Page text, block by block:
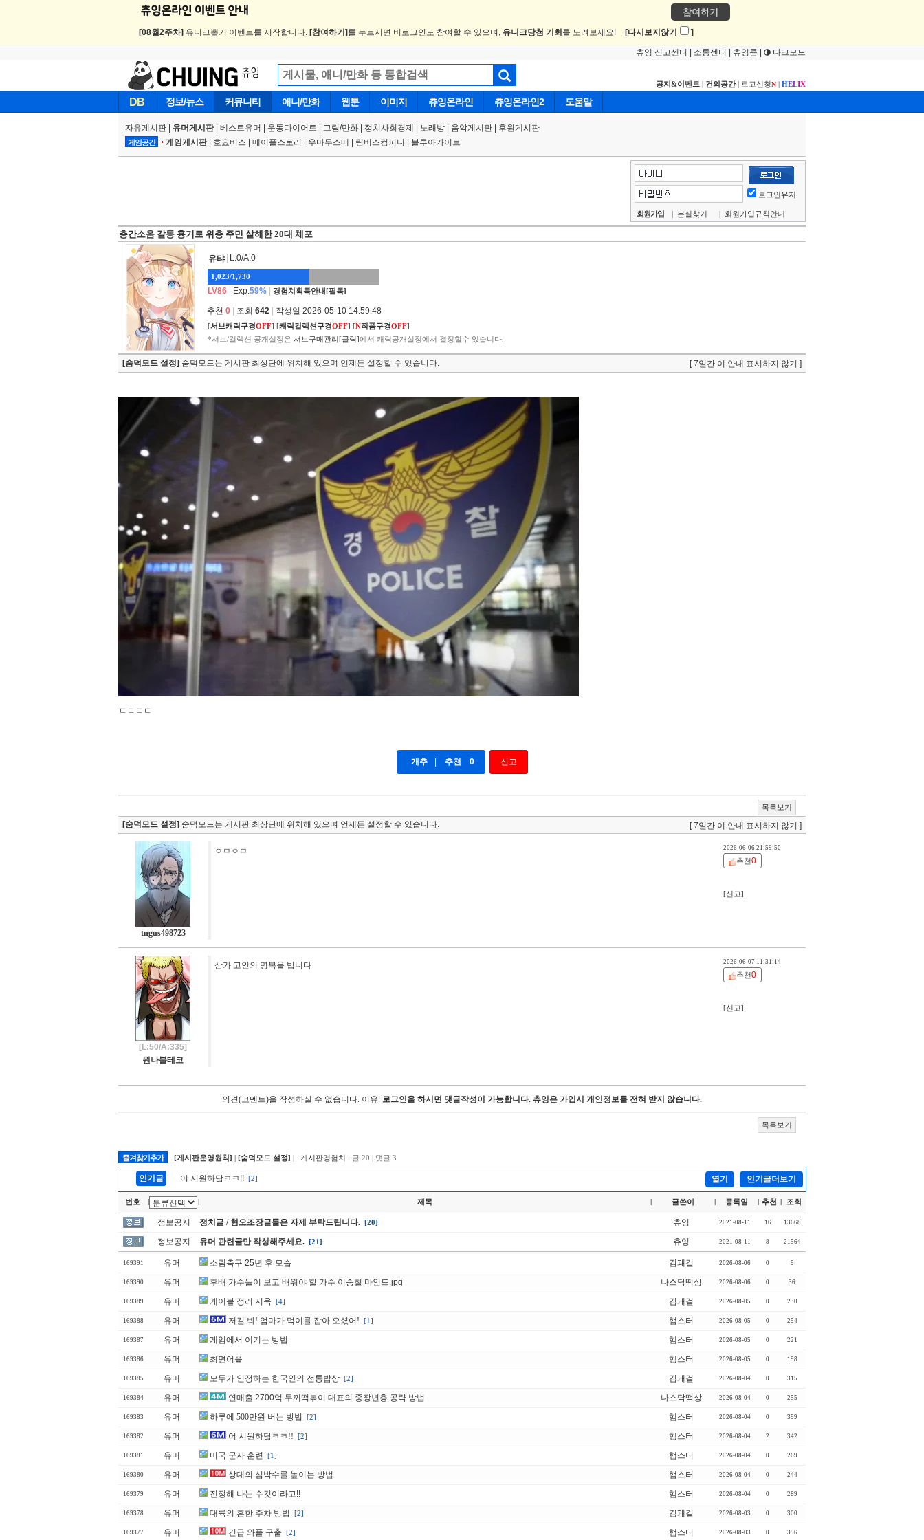
참여하기
[08월2주차] 유니크뽑기 이벤트를 시작합니다. [참여하기] 를 누르시면 비로그인도 참여할 수 있으며, 유니크당첨 기회 를 노려보세요! [다시보지않기 ]
츄잉 신고센터 소통센터 츄잉콘 다크모드
공지&이벤트 | 건의공간| 로고신청N | HELIX
DB 정보/뉴스 커뮤니티 애니/만화 웹툰 이미지 츄잉온라인 츄잉온라인2 도움말
자유게시판 유머게시판| 베스트유머 운동다이어트 | 그림/만화 정치사회경제 노래방 음악게시판 후원게시판
게임공간 게임게시판| 호요버스 메이플스토리 우마무스메 림버스컴퍼니 블루아카이브
로그인유지
회원가입 | 분실찾기 | 회원가입규칙안내
층간소음 갈등 흉기로 위층 주민 살해한 20대 체포
유탸 L:0/A:0
1,023/1,730
LV86 Exp.59% 경험치획득안내[필독]
추천 0 조회 642 작성일 2026-05-10 14:59:48
[서브캐릭구경OFF] [캐릭컬렉션구경OFF] [N작품구경OFF]
*서브/컬렉션 공개설정은 서브구매관리[클릭]에서 캐릭공개설정에서 결정할수 있습니다.
[숨덕모드 설정] 숨덕모드는 게시판 최상단에 위치해 있으며 언제든 설정할 수 있습니다. [ 7일간 이 안내 표시하지 않기 ]
ㄷㄷㄷㄷ
개추 추천 0 신고
목록보기
[숨덕모드 설정] 숨덕모드는 게시판 최상단에 위치해 있으며 언제든 설정할 수 있습니다. [ 7일간 이 안내 표시하지 않기 ]
tngus498723
ㅇㅁㅇㅁ 2026-06-06 21:59:50
추천0
[신고]
[L:50/A:335]
원나블테코
삼가 고인의 명복을 빕니다 2026-06-07 11:31:14
추천0
[신고]
의견(코멘트)을 작성하실 수 없습니다. 이유: 로그인을 하시면 댓글작성이 가능합니다. 츄잉은 가입시 개인정보를 전혀 받지 않습니다.
목록보기
즐겨찾기추가 [게시판운영원칙] | [숨덕모드 설정] | 게시판경험치 : 글 20 | 댓글 3
인기글 어 시원하닼ㅋㅋ!! [2] 열기 인기글더보기
번호 제목 글쓴이 등록일 추천 조회
정보공지 정치글 / 혐오조장글들은 자제 부탁드립니다. [20] 츄잉 2021-08-11 16 13668
정보공지 유머 관련글만 작성해주세요. [21] 츄잉 2021-08-11 8 21564
169391 유머 소림축구 25년 후 모습 김괘걸 2026-08-06 0 9
169390 유머 후배 가수들이 보고 배워야 할 가수 이승철 마인드.jpg 나스닥떡상 2026-08-06 0 36
169389 유머 케이블 정리 지옥 [4] 김괘걸 2026-08-05 0 230
169388 유머 저길 봐! 엄마가 먹이를 잡아 오셨어! [1] 햄스터 2026-08-05 0 254
169387 유머 게임에서 이기는 방법 햄스터 2026-08-05 0 221
169386 유머 최면어플 햄스터 2026-08-05 0 198
169385 유머 모두가 인정하는 한국인의 전통밥상 [2] 김괘걸 2026-08-04 0 315
169384 유머 연매출 2700억 두끼떡볶이 대표의 중장년층 공략 방법 나스닥떡상 2026-08-04 0 255
169383 유머 하루에 500만원 버는 방법 [2] 햄스터 2026-08-04 0 399
169382 유머 어 시원하닼ㅋㅋ!! [2] 햄스터 2026-08-04 2 342
169381 유머 미국 군사 훈련 [1] 햄스터 2026-08-04 0 269
169380 유머 상대의 심박수를 높이는 방법 햄스터 2026-08-04 0 244
169379 유머 진정해 나는 수컷이라고!! 햄스터 2026-08-04 0 289
169378 유머 대륙의 흔한 주차 방법 [2] 김괘걸 2026-08-03 0 300
169377 유머 긴급 와플 구출 [2] 햄스터 2026-08-03 0 396